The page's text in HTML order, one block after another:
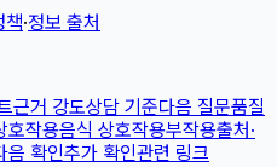
책·정보 출처
근거 강도상담 기준다음 질문품질
호작용음식 상호작용부작용출처·
음 확인추가 확인관련 링크